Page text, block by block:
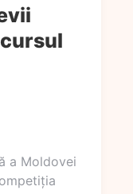
a Moldovei